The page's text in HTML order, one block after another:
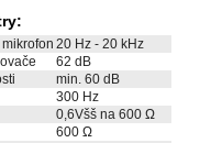
20 Hz - 20 kHz
62 dB
min. 60 dB
300 Hz
0,6Všš na 600 Ω
600 Ω